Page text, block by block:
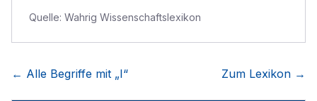
Quelle: Wahrig Wissenschaftslexikon
← Alle Begriffe mit „I“ Zum Lexikon →